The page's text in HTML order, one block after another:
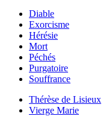
Diable
Exorcisme
Hérésie
Mort
Péchés
Purgatoire
Souffrance
Thérèse de Lisieux
Vierge Marie